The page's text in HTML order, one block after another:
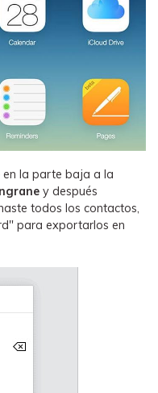
en la parte baja a la
y después
todos los contactos,
para exportarlos en